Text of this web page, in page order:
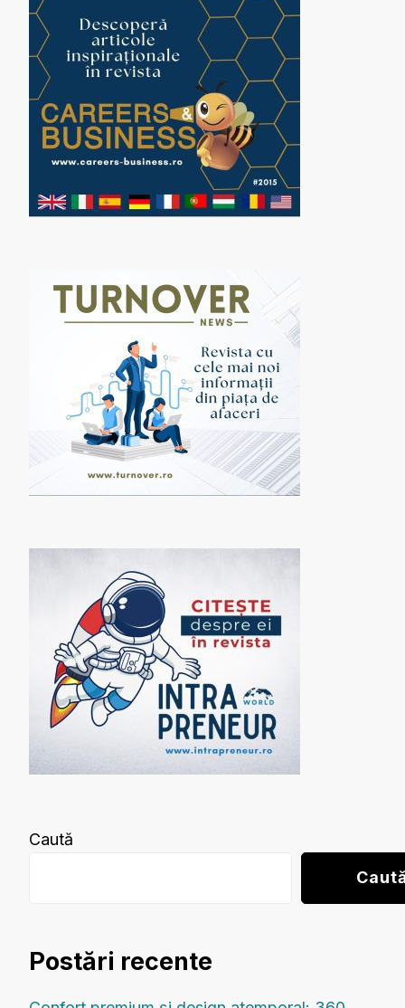
Caută
Postări recente